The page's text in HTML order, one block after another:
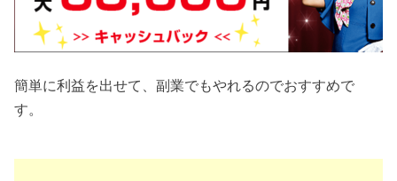
簡単に利益を出せて、副業でもやれるのでおすすめで
す。